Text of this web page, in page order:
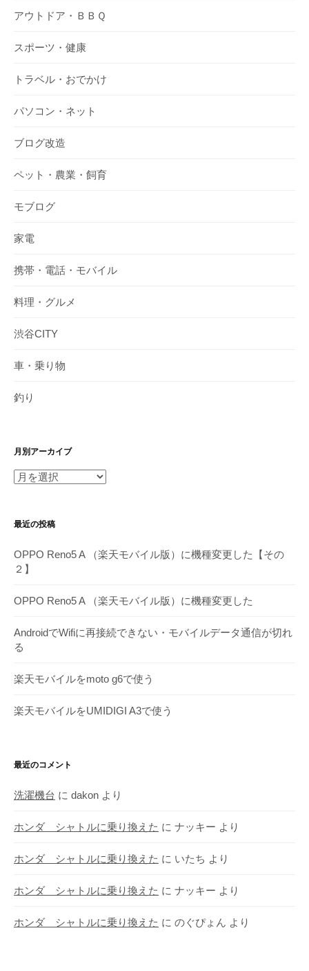
アウトドア・ＢＢＱ
スポーツ・健康
トラベル・おでかけ
パソコン・ネット
ブログ改造
ペット・農業・飼育
モブログ
家電
携帯・電話・モバイル
料理・グルメ
渋谷CITY
車・乗り物
釣り
月別アーカイブ
月
ー
イ
ブ
最近の投稿
OPPO Reno5 A （楽天モバイル版）に機種変更した【その
２】
OPPO Reno5 A （楽天モバイル版）に機種変更した
AndroidでWifiに再接続できない・モバイルデータ通信が切れ
る
楽天モバイルをmoto g6で使う
楽天モバイルをUMIDIGI A3で使う
最近のコメント
洗濯機台 に dakon より
ホンダ シャトルに乗り換えた に ナッキー より
ホンダ シャトルに乗り換えた に いたち より
ホンダ シャトルに乗り換えた に ナッキー より
ホンダ シャトルに乗り換えた に のぐぴょん より